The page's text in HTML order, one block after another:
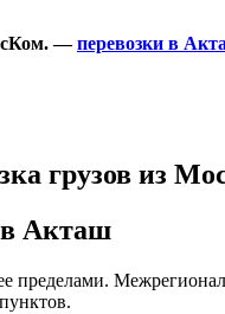
—перевозки в
грузов из
в Акташ
пределами.